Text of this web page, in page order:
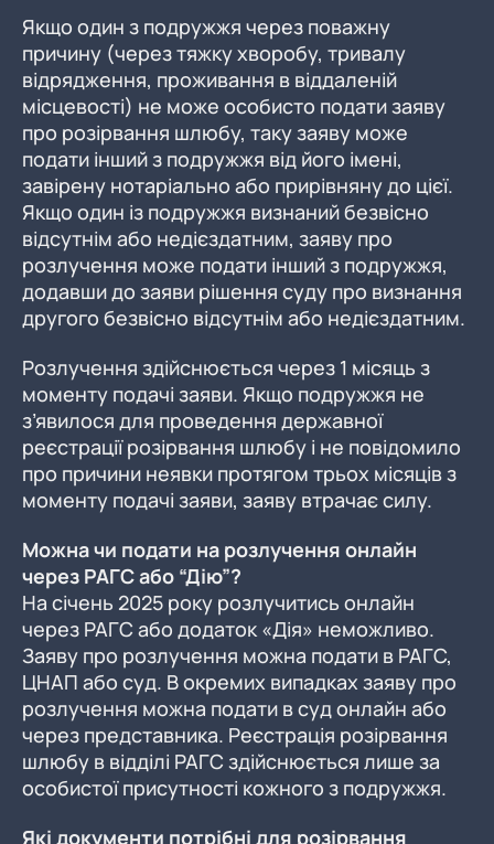
Якщо один з подружжя через поважну
причину (через тяжку хворобу, тривалу
відрядження, проживання в віддаленій
місцевості) не може особисто подати заяву
про розірвання шлюбу, таку заяву може
подати інший з подружжя від його імені,
завірену нотаріально або прирівняну до цієї.
Якщо один із подружжя визнаний безвісно
відсутнім або недієздатним, заяву про
розлучення може подати інший з подружжя,
додавши до заяви рішення суду про визнання
другого безвісно відсутнім або недієздатним.
Розлучення здійснюється через 1 місяць з
моменту подачі заяви. Якщо подружжя не
з’явилося для проведення державної
реєстрації розірвання шлюбу і не повідомило
про причини неявки протягом трьох місяців з
моменту подачі заяви, заяву втрачає силу.
Можна чи подати на розлучення онлайн
через РАГС або “Дію”?
На січень 2025 року розлучитись онлайн
через РАГС або додаток «Дія» неможливо.
Заяву про розлучення можна подати в РАГС,
ЦНАП або суд. В окремих випадках заяву про
розлучення можна подати в суд онлайн або
через представника. Реєстрація розірвання
шлюбу в відділі РАГС здійснюється лише за
особистої присутності кожного з подружжя.
Які документи потрібні для розірвання